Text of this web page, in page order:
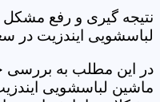
نتیجه گیری و رفع
لباسشویی ایندزیت در
در این مطلب به بررسی
ماشین لباسشویی